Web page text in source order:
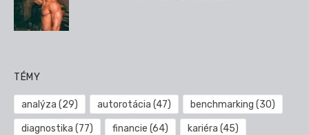
TÉMY
analýza (29) autorotácia (47) benchmarking (30)
diagnostika (77) financie (64) kariéra (45)